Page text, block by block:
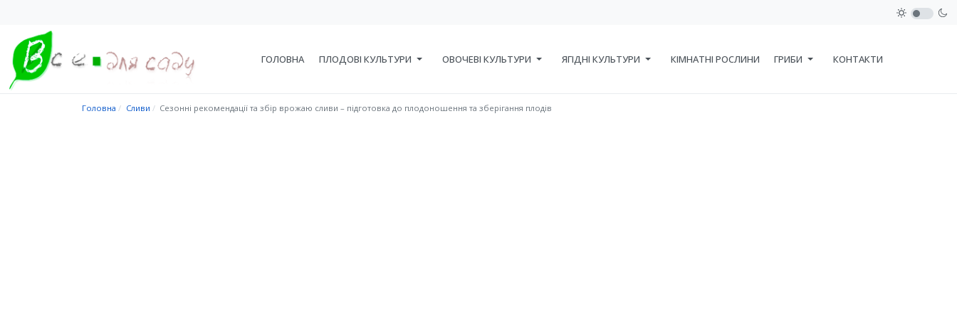
ГОЛОВНА ПЛОДОВІ КУЛЬТУРИ ОВОЧЕВІ КУЛЬТУРИ ЯГІДНІ КУЛЬТУРИ КІМНАТНІ РОСЛИНИ ГРИБИ КОНТАКТИ
Головна Сливи Сезонні рекомендації та збір врожаю сливи – підготовка до плодоношення та зберігання плодів